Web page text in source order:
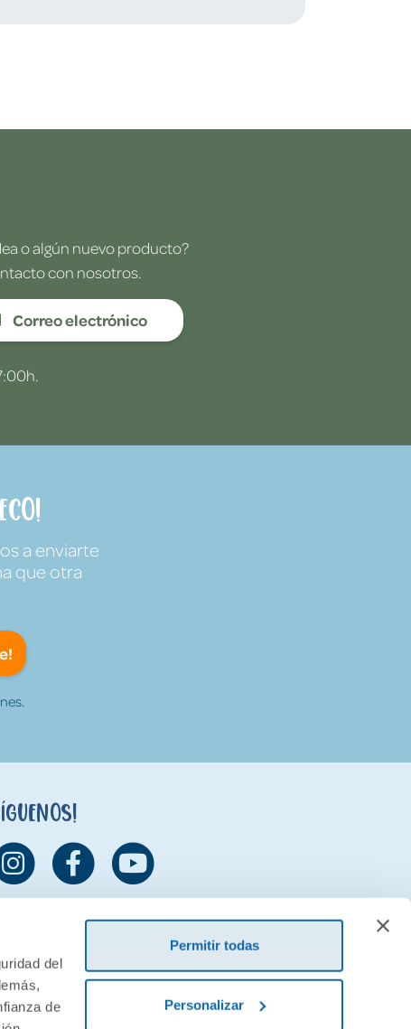
del
de
Permitir todas
Personalizar
o algún nuevo producto?
con nosotros.
Correo electrónico
a enviarte
que otra